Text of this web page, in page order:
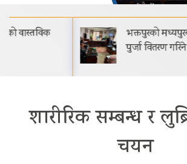
भक्तपुरको मध्यपुरबासीलाई
पुर्जा वितरण गरिने
शारीरिक सम्बन्ध र
चयन